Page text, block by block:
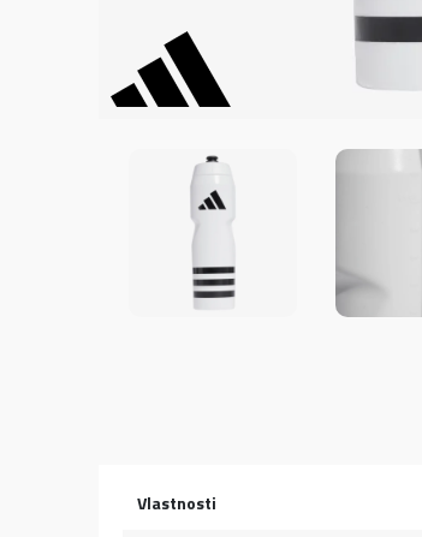
Vlastnosti